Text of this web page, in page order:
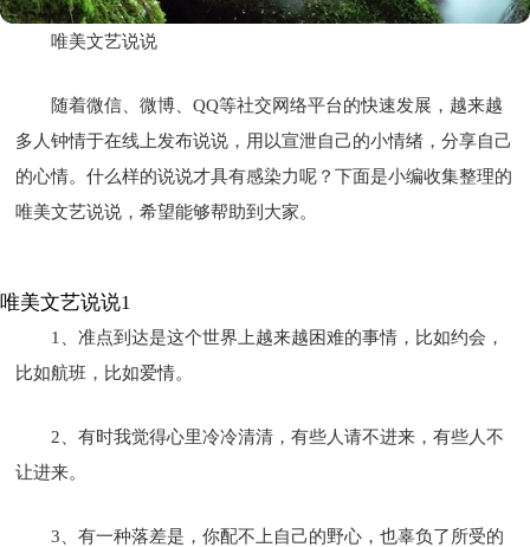
唯美文艺说说
随着微信、微博、QQ等社交网络平台的快速发展，越来越
多人钟情于在线上发布说说，用以宣泄自己的小情绪，分享自己
的心情。什么样的说说才具有感染力呢？下面是小编收集整理的
唯美文艺说说，希望能够帮助到大家。
唯美文艺说说1
1、准点到达是这个世界上越来越困难的事情，比如约会，
比如航班，比如爱情。
2、有时我觉得心里冷冷清清，有些人请不进来，有些人不
让进来。
3、有一种落差是，你配不上自己的野心，也辜负了所受的